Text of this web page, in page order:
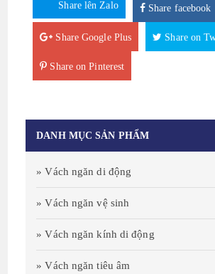
Share lên Zalo Share facebook
Share Google Plus Share on
Share on Pinterest
DANH MỤC SẢN PHẨM
» Vách ngăn di động
» Vách ngăn vệ sinh
» Vách ngăn kính di động
» Vách ngăn tiêu âm